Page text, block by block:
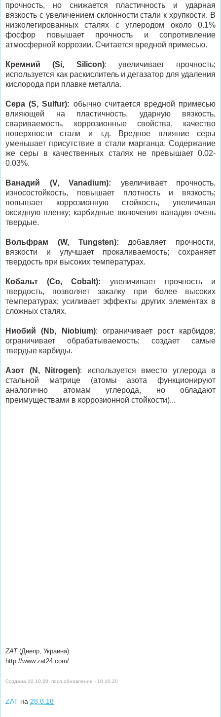
прочность, но снижается пластичность и ударная
вязкость с увеличением склонности стали к хрупкости. В
низколегированных сталях с углеродом около 0.1%
фосфор повышает прочность и сопротивление
атмосферной коррозии. Считается вредной примесью.
Кремний (Si, Silicon): увеличивает прочность;
используется как раскислитель и дегазатор для удаления
кислорода при плавке металла.
Сера (S, Sulfur): обычно считается вредной примесью
влияющей на пластичность, ударную вязкость,
свариваемость, коррозионные свойства, качество
поверхности стали и т.д. Вредное влияние серы
уменьшает присутствие в стали марганца. Содержание
же серы в качественных сталях не превышает 0.02-
0.03%.
Ванадий (V, Vanadium): увеличивает прочность,
износостойкость, повышает плотность и вязкость;
повышает коррозионную стойкость, увеличивая
оксидную пленку; карбидные включения ванадия очень
твердые.
Вольфрам (W, Tungsten): добавляет прочности,
вязкости и улучшает прокаливаемость; сохраняет
твердость при высоких температурах.
Кобальт (Co, Cobalt): увеличивает прочность и
твердость, позволяет закалку при более высоких
температурах; усиливает эффекты других элементах в
сложных сталях.
Ниобий (Nb, Niobium): ограничивает рост карбидов;
ограничивает обрабатываемость; создает самые
твердые карбиды.
Азот (N, Nitrogen): используется вместо углерода в
стальной матрице (атомы азота функционируют
аналогично атомам углерода, но обладают
преимуществами в коррозионной стойкости)...
ZAT (Днепр, Украина)
http://www.zat24.com/
Создана 10.10.20, посл.обновление - 10.10.20
ZAT на 28.8.18